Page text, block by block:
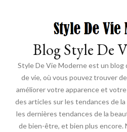
Blog Style De
Style De Vie Moderne est un blog
de vie, où vous pouvez trouver
améliorer votre apparence et
des articles sur les tendances de
les dernières tendances de la
de bien-être, et bien plus